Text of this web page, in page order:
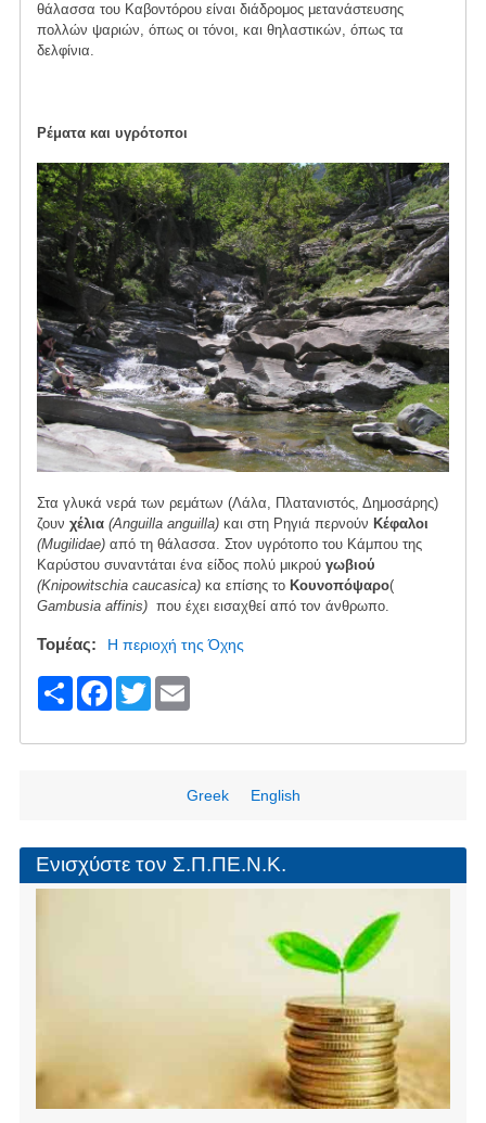
θάλασσα του Καβοντόρου είναι διάδρομος μετανάστευσης
πολλών ψαριών, όπως οι τόνοι, και θηλαστικών, όπως τα
δελφίνια.
Ρέματα και υγρότοποι
Στα γλυκά νερά των ρεμάτων (Λάλα, Πλατανιστός, Δημοσάρης)
ζουν χέλια (Anguilla anguilla)και στη Ρηγιά περνούν Κέφαλοι
(Mugilidae)από τη θάλασσα. Στον υγρότοπο του Κάμπου της
Καρύστου συναντάται ένα είδος πολύ μικρού γωβιού
(Knipowitschia caucasica)κα επίσης το Κουνοπόψαρο(
Gambusia affinis)που έχει εισαχθεί από τον άνθρωπο.
Τομέας Η περιοχή της Όχης
S F
o
o
T E
Greek English
Ενισχύστε τον Σ.Π.ΠΕ.Ν.Κ.